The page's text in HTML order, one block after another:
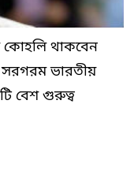
কোহলি থাকবেন
সরগরম ভারতীয়
বেশ গুরুত্ব